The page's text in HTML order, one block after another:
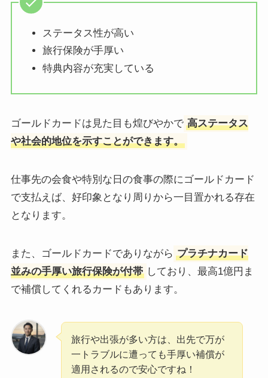
ステータス性が高い
旅行保険が手厚い
特典内容が充実している
ゴールドカードは見た目も煌びやかで 高ステータス
や社会的地位を示すことができます。
仕事先の会食や特別な日の食事の際にゴールドカード
で支払えば、好印象となり周りから一目置かれる存在
となります。
また、ゴールドカードでありながら プラチナカード
並みの手厚い旅行保険が付帯 しており、最高1億円ま
で補償してくれるカードもあります。
旅行や出張が多い方は、出先で万が
一トラブルに遭っても手厚い補償が
適用されるので安心ですね！